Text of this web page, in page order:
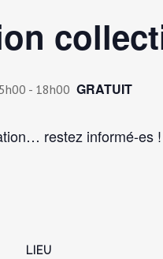
- 18h00 GRATUIT
restez informé-es
LIEU